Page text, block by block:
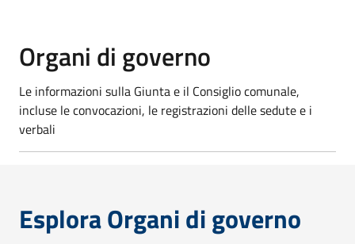
Organi di governo
Le informazioni sulla Giunta e il Consiglio comunale,
incluse le convocazioni, le registrazioni delle sedute e i
verbali
Esplora Organi di governo